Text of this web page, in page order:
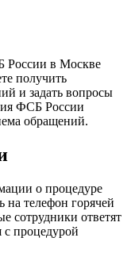
России в Москве
получить
и задать вопросы
ФСБ России
обращений.
о процедуре
телефон горячей
сотрудники ответят
с процедурой